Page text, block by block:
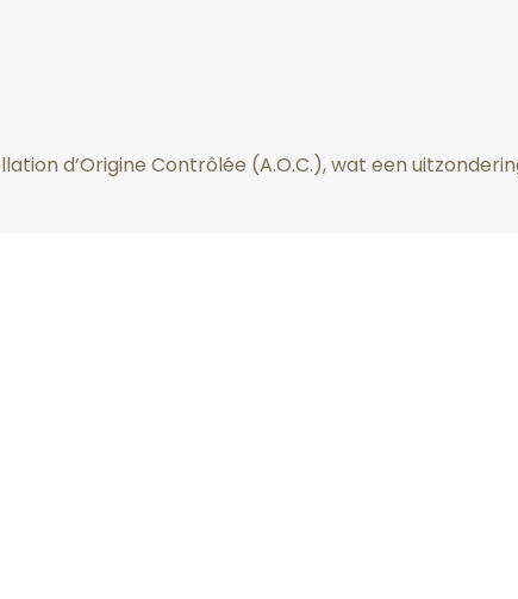
d’Origine Contrôlée (A.O.C.), wat een